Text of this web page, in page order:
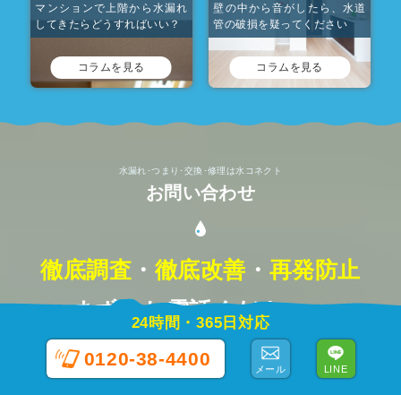
24時間・365日対応
0120-38-4400
メール LINE
マンションで上階から水漏れ
してきたらどうすればいい？
コラムを見る
壁の中から音がしたら、水道
管の破損を疑ってください
コラムを見る
水漏れ･つまり･交換･修理は水コネクト
お問い合わせ
徹底調査 ・ 徹底改善 ・ 再発防止
まずはお電話ください。